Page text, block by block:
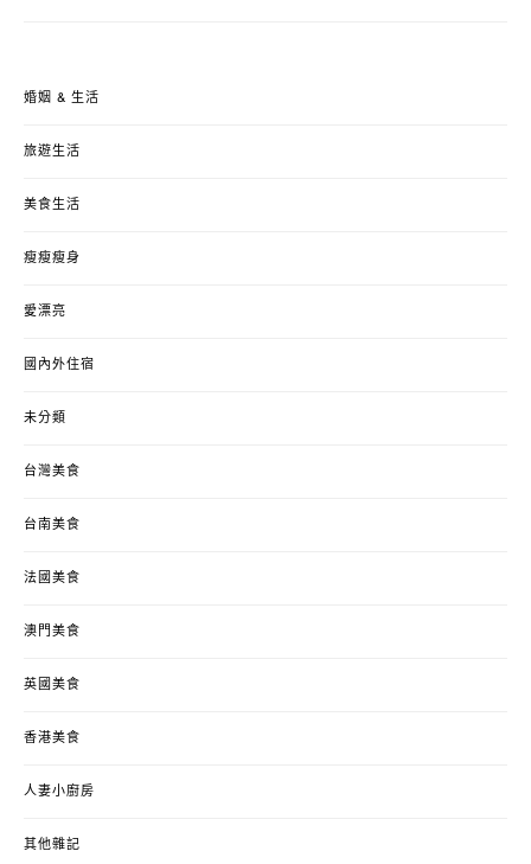
婚姻 & 生活
旅遊生活
美食生活
瘦瘦瘦身
愛漂亮
國內外住宿
未分類
台灣美食
台南美食
法國美食
澳門美食
英國美食
香港美食
人妻小廚房
其他雜記